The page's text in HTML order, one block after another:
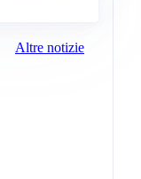
Altre notizie